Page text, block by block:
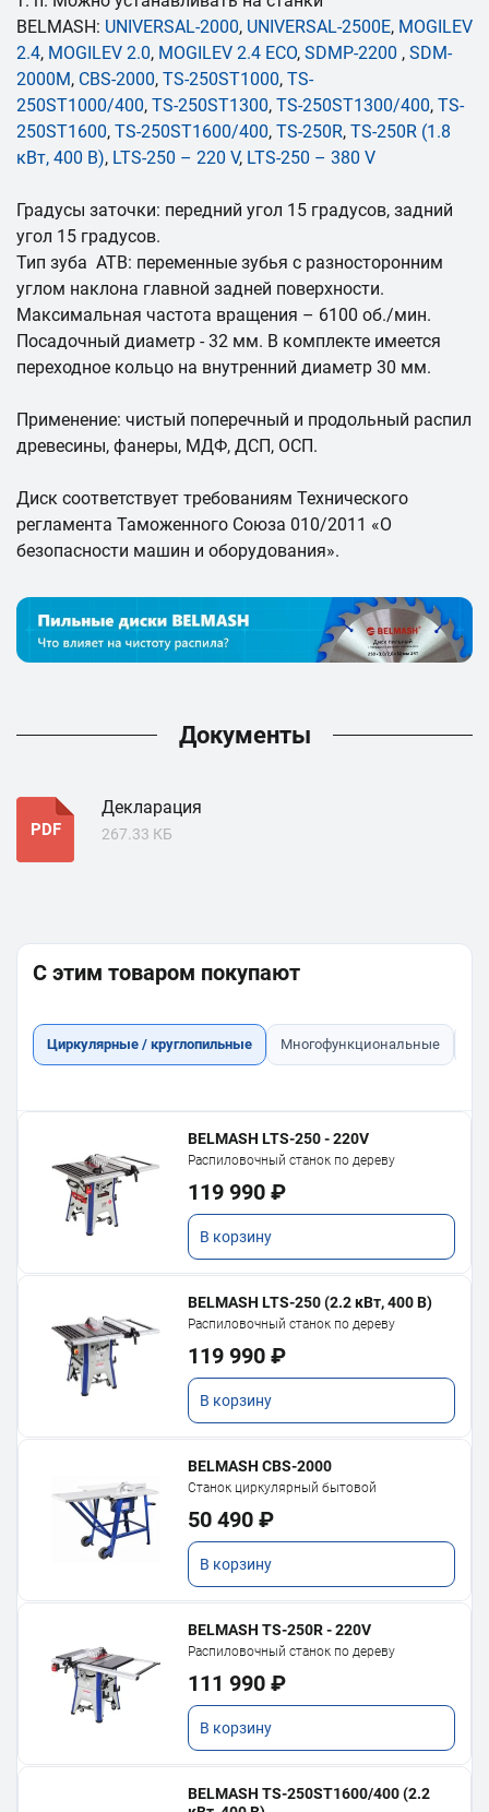
BELMASH: UNIVERSAL-2000, UNIVERSAL-2500E, MOGILEV
2.4, MOGILEV 2.0, MOGILEV 2.4 ECO, SDMP-2200 , SDM-
2000M, CBS-2000, TS-250ST1000, TS-
250ST1000/400, TS-250ST1300, TS-250ST1300/400, TS-
250ST1600, TS-250ST1600/400, TS-250R, TS-250R (1.8
кВт, 400 В), LTS-250 – 220 V, LTS-250 – 380 V
Градусы заточки: передний угол 15 градусов, задний
угол 15 градусов.
Тип зуба ATB: переменные зубья с разносторонним
углом наклона главной задней поверхности.
Максимальная частота вращения – 6100 об./мин.
Посадочный диаметр - 32 мм. В комплекте имеется
переходное кольцо на внутренний диаметр 30 мм.
Применение: чистый поперечный и продольный распил
древесины, фанеры, МДФ, ДСП, ОСП.
Диск соответствует требованиям Технического
регламента Таможенного Союза 010/2011 «О
безопасности машин и оборудования».
Документы
PDF
Декларация
267.33 КБ
С этим товаром покупают
Циркулярные / круглопильные Многофункциональные
BELMASH LTS-250 - 220V
Распиловочный станок по дереву
119 990 ₽
В корзину
BELMASH LTS-250 (2.2 кВт, 400 В)
Распиловочный станок по дереву
119 990 ₽
В корзину
BELMASH CBS-2000
Станок циркулярный бытовой
50 490 ₽
В корзину
BELMASH TS-250R - 220V
Распиловочный станок по дереву
111 990 ₽
В корзину
BELMASH TS-250ST1600/400 (2.2